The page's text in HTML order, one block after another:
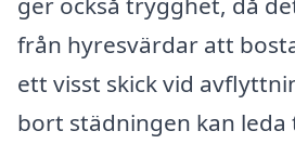
från hyresvärdar att
ett visst skick vid
bort städningen kan